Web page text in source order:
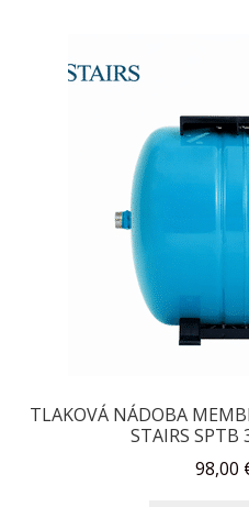
TLAKOVÁ NÁDOBA
STAIRS SPTB
98,00